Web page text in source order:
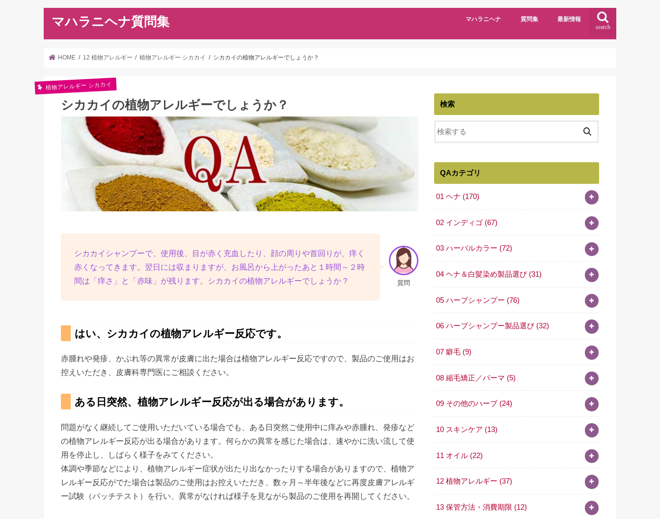
マハラニヘナ質問集 search
マハラニヘナ 質問集 最新情報
HOME 12 植物アレルギー 植物アレルギー シカカイ シカカイの植物アレルギーでしょうか？
植物アレルギー シカカイ
シカカイの植物アレルギーでしょうか？
質問
シカカイシャンプーで、使用後、目が赤く充血したり、顔の周りや首回りが、痒く
赤くなってきます。翌日には収まりますが、お風呂から上がったあと１時間～２時
間は「痒さ」と「赤味」が残ります。シカカイの植物アレルギーでしょうか？
はい、シカカイの植物アレルギー反応です。
赤腫れや発疹、かぶれ等の異常が皮膚に出た場合は植物アレルギー反応ですので、製品のご使用はお
控えいただき、皮膚科専門医にご相談ください。
ある日突然、植物アレルギー反応が出る場合があります。
問題がなく継続してご使用いただいている場合でも、ある日突然ご使用中に痒みや赤腫れ、発疹など
の植物アレルギー反応が出る場合があります。何らかの異常を感じた場合は、速やかに洗い流して使
用を停止し、しばらく様子をみてください。
体調や季節などにより、植物アレルギー症状が出たり出なかったりする場合がありますので、植物ア
レルギー反応がでた場合は製品のご使用はお控えいただき、数ヶ月～半年後などに再度皮膚アレルギ
ー試験（パッチテスト）を行い、異常がなければ様子を見ながら製品のご使用を再開してください。
検索
QAカテゴリ
01 ヘナ (170)
02 インディゴ (67)
03 ハーバルカラー (72)
04 ヘナ＆白髪染め製品選び (31)
05 ハーブシャンプー (76)
06 ハーブシャンプー製品選び (32)
07 癖毛 (9)
08 縮毛矯正／パーマ (5)
09 その他のハーブ (24)
10 スキンケア (13)
11 オイル (22)
12 植物アレルギー (37)
13 保管方法・消費期限 (12)